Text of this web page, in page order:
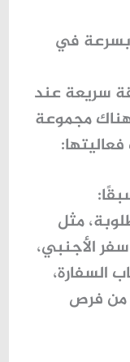
بسرعة في
سريعة عند
مجموعة
:
مثل
الأجنبي،
السفارة،
من فرص